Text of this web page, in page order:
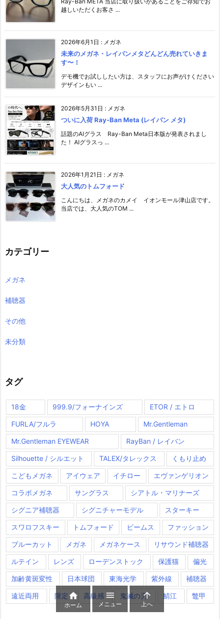
越しいただくお客さ ...
2026年6月1日 : メガネ
未来のメガネ・レイバンメタどんどん売れていきま
す〜！
デモ機でお試ししたい方は、スタッフにお声がけください️
デザインもい ...
2026年5月31日 : メガネ
ついに入荷 Ray-Ban Meta (レイバン メタ)
話題のAIグラス Ray-Ban Meta日本版が発表されまし
た！ AIグラスっ ...
2026年1月21日 : メガネ
大人気のトムフォード
こんにちは、メガネのカメイ イオンモール津山店です。
当店では、大人気のTOM ...
カテゴリー
メガネ
補聴器
その他
未分類
タグ
18金 999.9/フォーナインズ ETOR / エトロ
FURLA/フルラ HOYA Mr.Gentleman
Mr.Gentleman EYEWEAR RayBan / レイバン
Silhouette / シルエット TALEX/タレックス くもり止め
こどもメガネ アイウェア イチロー エヴァンゲリオン
コラボメガネ サングラス シアトル・マリナーズ
シグニア補聴器 シグニチャーモデル スターキー
スワロフスキー トムフォード ビームス ファッション
ブルーカット メガネ メガネケース リサウンド補聴器
ルテイン レンズ ローデンストック 保護猫 偏光
加齢黄斑変性 日本球団 東海光学 紫外線 補聴器
遠近両用 限定 高級感 鬼滅の刃 鯖江 鼈甲

ホーム

メニュー

上へ